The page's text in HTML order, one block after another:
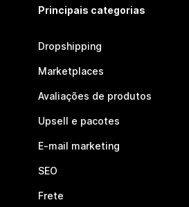
Principais categorias
Dropshipping
Marketplaces
Avaliações de produtos
Upsell e pacotes
E-mail marketing
SEO
Frete